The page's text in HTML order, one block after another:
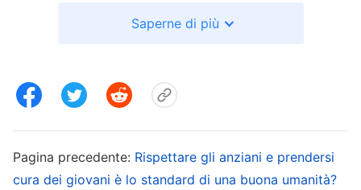
cercavo di fare il più possibile da sola. A volte,
c’erano problemi; se invece sembravano
scontenti o si lamentavano, esitavo ad
assegnare il lavoro a loro e semplicemente
lavoravo fino a notte inoltrata per portare a
Saperne di più
Pagina precedente: Rispettare gli anziani e prendersi
cura dei giovani è lo standard di una buona umanità?